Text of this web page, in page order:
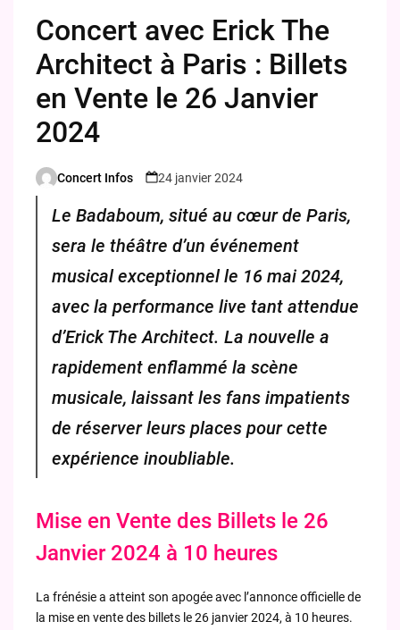
Concert avec Erick The
Architect à Paris : Billets
en Vente le 26 Janvier
2024
Posted
Concert Infos 24 janvier 2024
Le Badaboum, situé au cœur de Paris,
sera le théâtre d’un événement
musical exceptionnel le 16 mai 2024,
avec la performance live tant attendue
d’Erick The Architect. La nouvelle a
rapidement enflammé la scène
musicale, laissant les fans impatients
de réserver leurs places pour cette
expérience inoubliable.
Mise en Vente des Billets le 26
Janvier 2024 à 10 heures
La frénésie a atteint son apogée avec l’annonce officielle de
la mise en vente des billets le 26 janvier 2024, à 10 heures.